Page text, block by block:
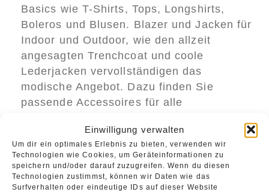
Einwilligung verwalten
Um dir ein optimales Erlebnis zu bieten, verwenden wir
Technologien wie Cookies, um Geräteinformationen zu
speichern und/oder darauf zuzugreifen. Wenn du diesen
Technologien zustimmst, können wir Daten wie das
Surfverhalten oder eindeutige IDs auf dieser Website
Basics wie T-Shirts, Tops, Longshirts,
Boleros und Blusen. Blazer und Jacken für
Indoor und Outdoor, wie den allzeit
angesagten Trenchcoat und coole
Lederjacken vervollständigen das
modische Angebot. Dazu finden Sie
passende Accessoires für alle